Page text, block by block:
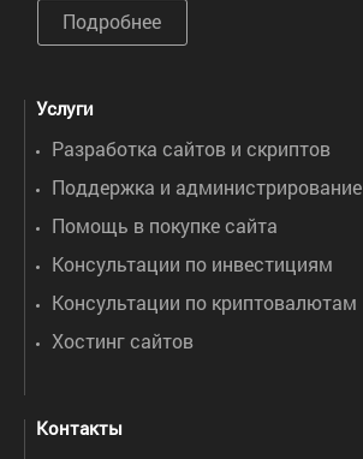
Подробнее
Услуги
Разработка сайтов и скриптов
Поддержка и администрирование
Помощь в покупке сайта
Консультации по инвестициям
Консультации по криптовалютам
Хостинг сайтов
Контакты